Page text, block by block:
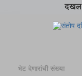
दखल
भेट देणारांची संख्या